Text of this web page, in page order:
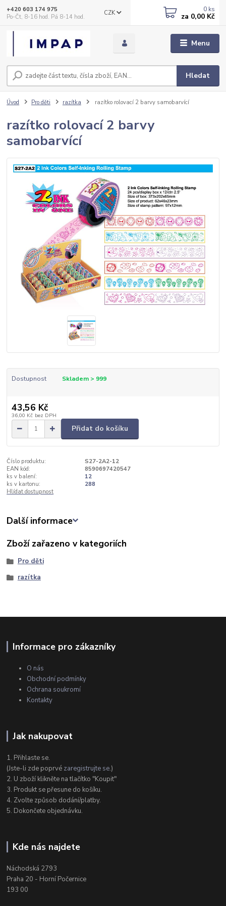
Menu
CZK
Hledat
+420 603 174 975
Po-Čt, 8-16 hod. Pá 8-14 hod.
0 ks
za 0,00 Kč
Úvod Pro děti razítka razítko rolovací 2 barvy samobarvící
razítko rolovací 2 barvy
samobarvící
Dostupnost Skladem > 999
43,56 Kč
36,00 Kč bez DPH
Přidat do košíku
Číslo produktu:
S27-2A2-12
EAN kód:
8590697420547
ks v balení:
12
ks v kartonu:
288
Hlídat dostupnost
Další informace
Zboží zařazeno v kategoriích
Pro děti
razítka
Informace pro zákazníky
O nás
Obchodní podmínky
Ochrana soukromí
Kontakty
Jak nakupovat
1. Přihlaste se.
(Jste-li zde poprvé zaregistrujte se.)
2. U zboží klikněte na tlačítko "Koupit"
3. Produkt se přesune do košíku.
4. Zvolte způsob dodání/platby.
5. Dokončete objednávku.
Kde nás najdete
Náchodská 2793
Praha 20 - Horní Počernice
193 00